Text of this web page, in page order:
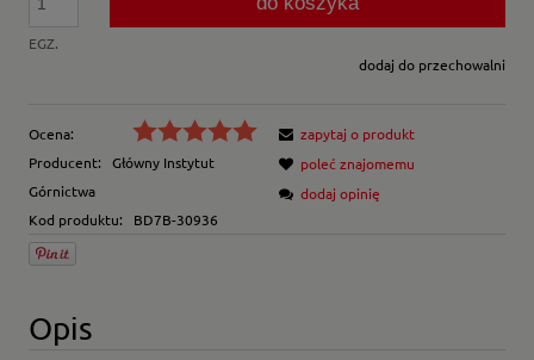
EGZ.
dodaj do przechowalni
Ocena:
Producent:
Główny Instytut
Górnictwa
Kod produktu:
BD7B-30936
zapytaj o produkt
poleć znajomemu
dodaj opinię
Opis